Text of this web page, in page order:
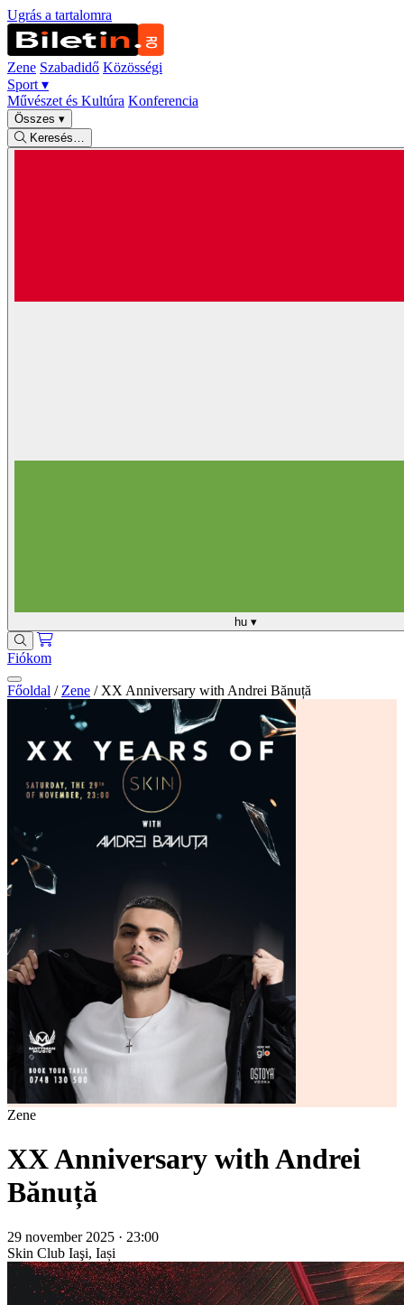
Ugrás a tartalomra
Zene Szabadidő Közösségi
Sport ▾
Művészet és Kultúra Konferencia
Összes ▾
Keresés…
hu ▾
Fiókom
Főoldal / Zene / XX Anniversary with Andrei Bănuță
Zene
XX Anniversary with Andrei
Bănuță
29 november 2025 · 23:00
Skin Club Iaşi, Iași